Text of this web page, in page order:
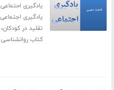
یادگیری احتماعی
یادگیری اجتماعی
تقلید در کودکان،
کتاب روانشناسی